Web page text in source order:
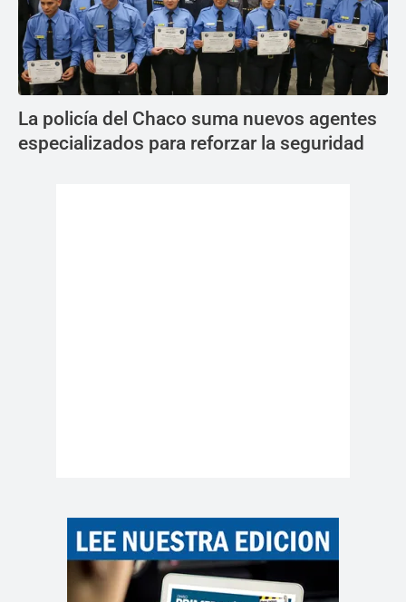
La policía del Chaco suma nuevos agentes
especializados para reforzar la seguridad